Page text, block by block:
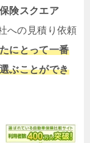
険スクエア
への見積り依頼
にとって一番
ぶことができ